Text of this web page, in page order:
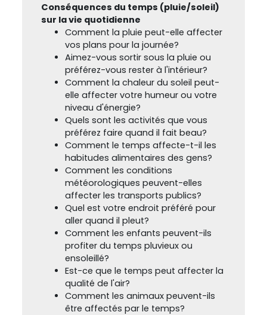
Conséquences du temps (pluie/soleil)
sur la vie quotidienne
Comment la pluie peut-elle affecter
vos plans pour la journée?
Aimez-vous sortir sous la pluie ou
préférez-vous rester à l'intérieur?
Comment la chaleur du soleil peut-
elle affecter votre humeur ou votre
niveau d'énergie?
Quels sont les activités que vous
préférez faire quand il fait beau?
Comment le temps affecte-t-il les
habitudes alimentaires des gens?
Comment les conditions
météorologiques peuvent-elles
affecter les transports publics?
Quel est votre endroit préféré pour
aller quand il pleut?
Comment les enfants peuvent-ils
profiter du temps pluvieux ou
ensoleillé?
Est-ce que le temps peut affecter la
qualité de l'air?
Comment les animaux peuvent-ils
être affectés par le temps?